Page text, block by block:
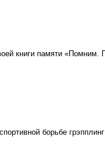
книги памяти «Помним.
борьбе грэпплинг